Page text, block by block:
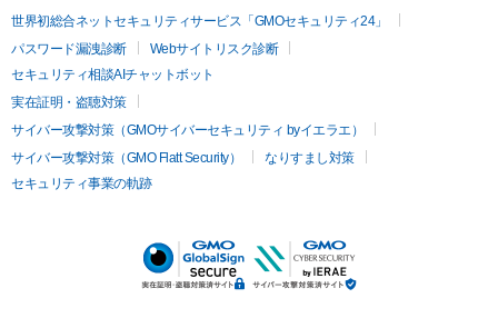
世界初総合ネットセキュリティサービス「GMOセキュリティ24」
パスワード漏洩診断
Webサイトリスク診断
セキュリティ相談AIチャットボット
実在証明・盗聴対策
サイバー攻撃対策（GMOサイバーセキュリティ byイエラエ）
サイバー攻撃対策（GMO Flatt Security）
なりすまし対策
セキュリティ事業の軌跡